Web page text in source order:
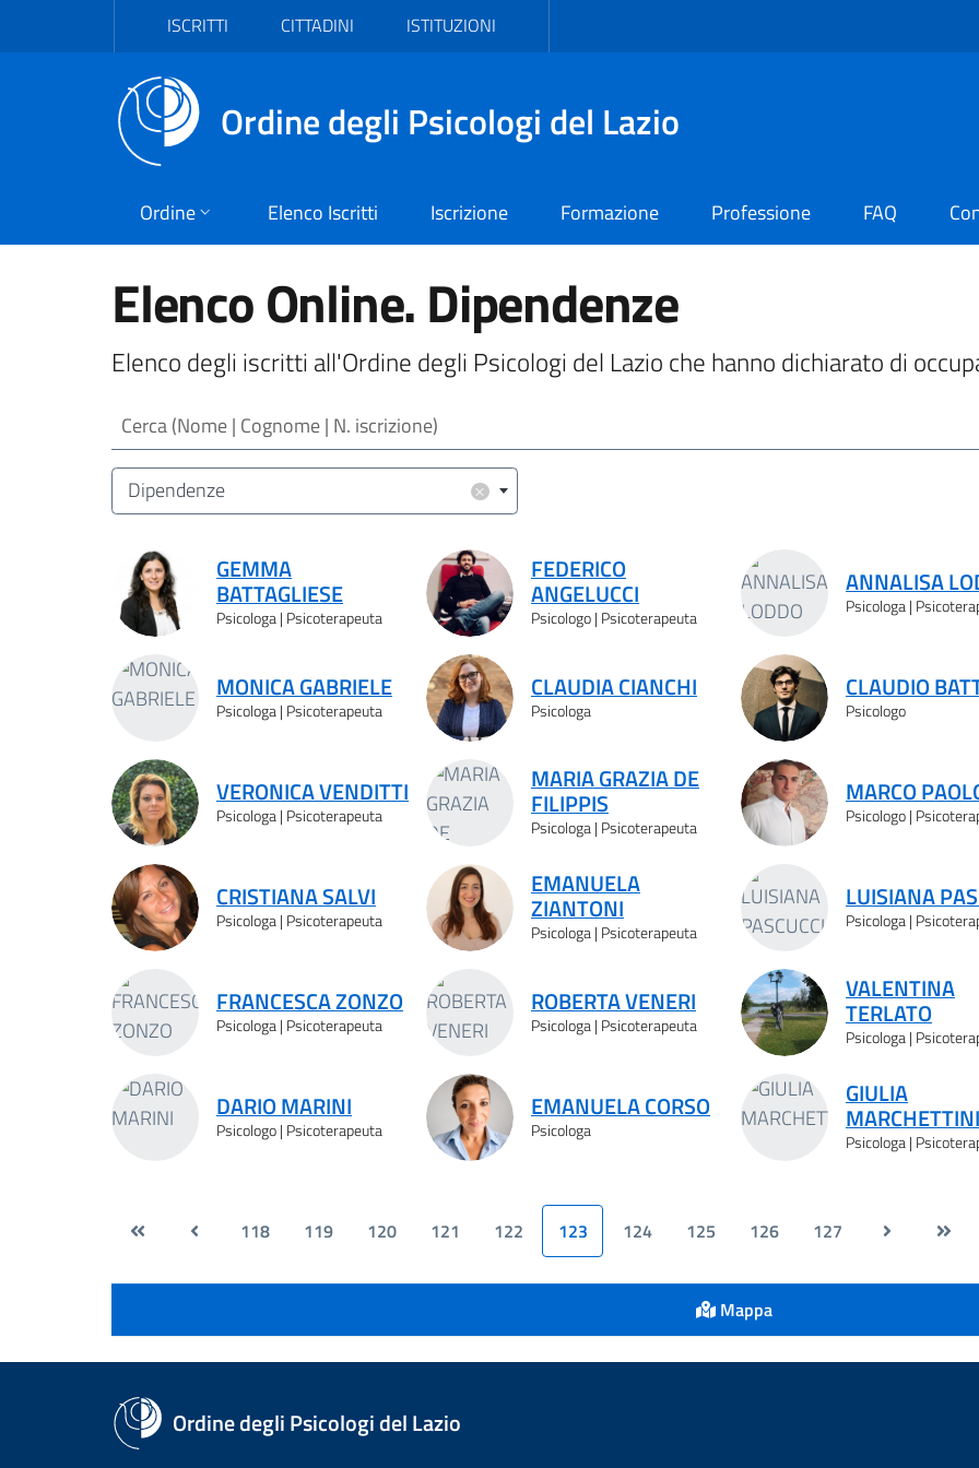
Vai al contenuto principale
ISCRITTI CITTADINI ISTITUZIONI
Ordine degli Psicologi del Lazio
Ordine Elenco Iscritti Iscrizione Formazione Professione FAQ
Elenco Online. Dipendenze
Elenco degli iscritti all'Ordine degli Psicologi del Lazio che hanno dichiarato di
Cerca (Nome | Cognome | N. iscrizione)
Area/Target (Area Intervento | Target Utenza)
×
Dipendenze
Risultati ricerca
GEMMA
BATTAGLIESE
Psicologa | Psicoterapeuta
FEDERICO
ANGELUCCI
Psicologo | Psicoterapeuta
ANNALISA
Psicologa |
MONICA GABRIELE
Psicologa | Psicoterapeuta
CLAUDIA CIANCHI
Psicologa
CLAUDIO
Psicologo
VERONICA VENDITTI
Psicologa | Psicoterapeuta
MARIA GRAZIA DE
FILIPPIS
Psicologa | Psicoterapeuta
MARCO
Psicologo |
CRISTIANA SALVI
Psicologa | Psicoterapeuta
EMANUELA
ZIANTONI
Psicologa | Psicoterapeuta
LUISIANA
Psicologa |
FRANCESCA ZONZO
Psicologa | Psicoterapeuta
ROBERTA VENERI
Psicologa | Psicoterapeuta
VALENTINA
TERLATO
Psicologa |
DARIO MARINI
Psicologo | Psicoterapeuta
EMANUELA CORSO
Psicologa
GIULIA
MARCHETTINI
Psicologa |
118 119 120 121 122 123 124 125 126 127
Mappa
Ordine degli Psicologi del Lazio